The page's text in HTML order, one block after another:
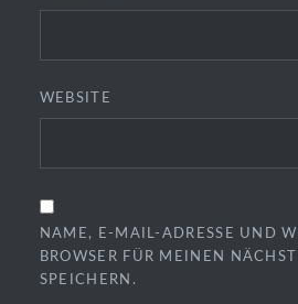
WEBSITE
NAME, E-MAIL-ADRESSE UND
BROWSER FÜR MEINEN
SPEICHERN.